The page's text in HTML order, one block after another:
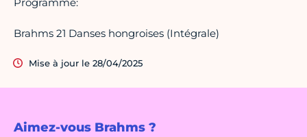
Aimez-vous Brahms ?
Programme:
Brahms 21 Danses hongroises (Intégrale)
Mise à jour le 28/04/2025